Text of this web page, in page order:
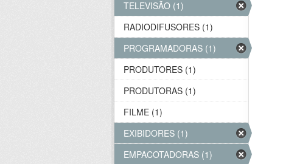
TELEVISÃO (1)
RADIODIFUSORES (1)
PROGRAMADORAS (1)
PRODUTORES (1)
PRODUTORAS (1)
FILME (1)
EXIBIDORES (1)
EMPACOTADORAS (1)